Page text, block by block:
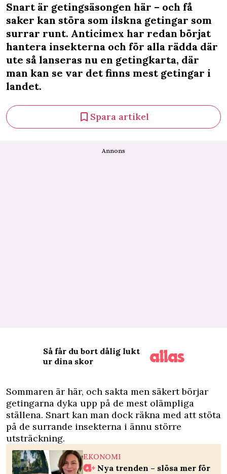
Snart är getingsäsongen här – och få
saker kan störa som ilskna getingar som
surrar runt. Anticimex har redan börjat
hantera insekterna och för alla rädda där
ute så lanseras nu en getingkarta, där
man kan se var det finns mest getingar i
landet.
Spara artikel
Annons
Så får du bort dålig lukt
ur dina skor
Sommaren är här, och sakta men säkert börjar
getingarna dyka upp på de mest olämpliga
ställena. Snart kan man dock räkna med att stöta
på de surrande insekterna i ännu större
utsträckning.
EKONOMI
Nya trenden – slösa mer för